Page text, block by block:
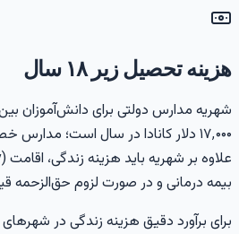
تحصیل زیر ۱۸ سال
۱۷٬۰۰۰ دلار کانادا در سال است؛ مدارس
درمانی و در صورت لزوم حق‌الزحمه
برآورد دقیق هزینه زندگی در شهرهای